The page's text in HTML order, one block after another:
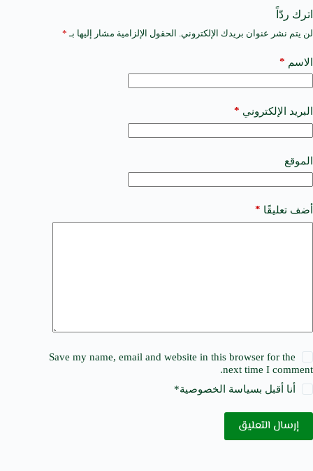
اترك ردّاً
لن يتم نشر عنوان بريدك الإلكتروني. الحقول الإلزامية مشار إليها بـ *
الاسم *
البريد الإلكتروني *
الموقع
أضف تعليقًا *
Save my name, email and website in this browser for the
next time I comment.
أنا أقبل بسياسة الخصوصية*
إرسال التعليق
A
t
e
a
t
i
e
: